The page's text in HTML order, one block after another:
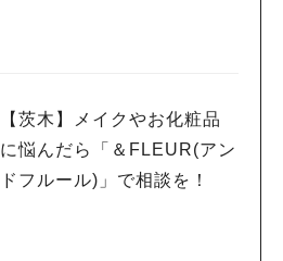
【茨木】メイクやお化粧品
に悩んだら「＆FLEUR(アン
ドフルール)」で相談を！